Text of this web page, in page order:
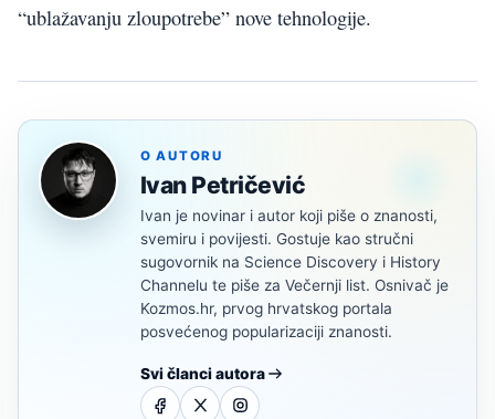
“ublažavanju zloupotrebe” nove tehnologije.
O AUTORU
Ivan Petričević
Ivan je novinar i autor koji piše o znanosti,
svemiru i povijesti. Gostuje kao stručni
sugovornik na Science Discovery i History
Channelu te piše za Večernji list. Osnivač je
Kozmos.hr, prvog hrvatskog portala
posvećenog popularizaciji znanosti.
Svi članci autora